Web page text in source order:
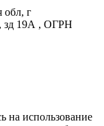
обл, г
зд 19А , ОГРН
на использование